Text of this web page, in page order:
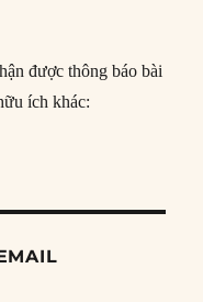
được thông báo bài
ích khác: